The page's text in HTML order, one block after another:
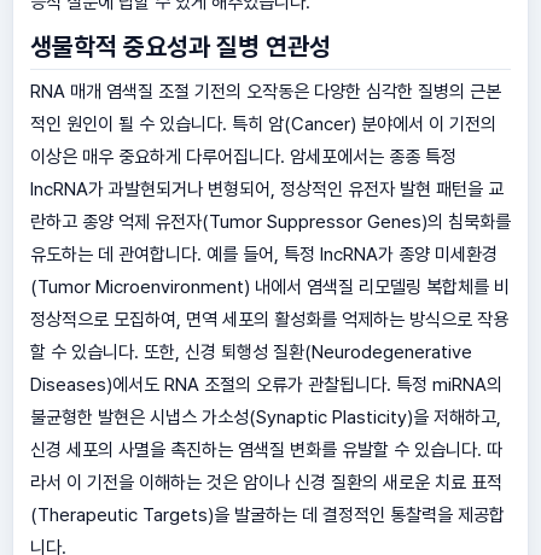
생물학적 중요성과 질병 연관성
RNA 매개 염색질 조절 기전의 오작동은 다양한 심각한 질병의 근본
적인 원인이 될 수 있습니다. 특히 암(Cancer) 분야에서 이 기전의
이상은 매우 중요하게 다루어집니다. 암세포에서는 종종 특정
lncRNA가 과발현되거나 변형되어, 정상적인 유전자 발현 패턴을 교
란하고 종양 억제 유전자(Tumor Suppressor Genes)의 침묵화를
유도하는 데 관여합니다. 예를 들어, 특정 lncRNA가 종양 미세환경
(Tumor Microenvironment) 내에서 염색질 리모델링 복합체를 비
정상적으로 모집하여, 면역 세포의 활성화를 억제하는 방식으로 작용
할 수 있습니다. 또한, 신경 퇴행성 질환(Neurodegenerative
Diseases)에서도 RNA 조절의 오류가 관찰됩니다. 특정 miRNA의
불균형한 발현은 시냅스 가소성(Synaptic Plasticity)을 저해하고,
신경 세포의 사멸을 촉진하는 염색질 변화를 유발할 수 있습니다. 따
라서 이 기전을 이해하는 것은 암이나 신경 질환의 새로운 치료 표적
(Therapeutic Targets)을 발굴하는 데 결정적인 통찰력을 제공합
니다.